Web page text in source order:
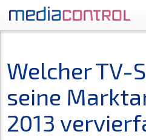
Welcher TV-
seine
2013